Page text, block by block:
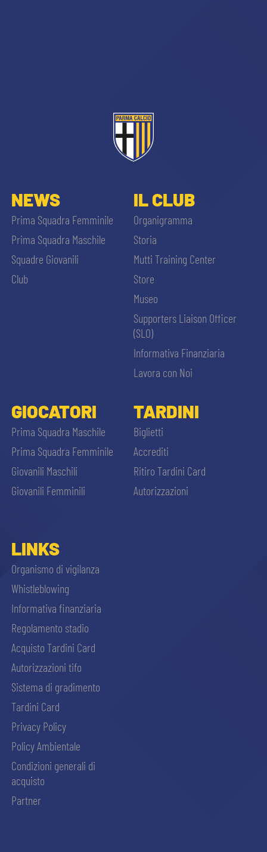
NEWS
Prima Squadra Femminile
Prima Squadra Maschile
Squadre Giovanili
Club
IL CLUB
Organigramma
Storia
Mutti Training Center
Store
Museo
Supporters Liaison Officer
(SLO)
Informativa Finanziaria
Lavora con Noi
GIOCATORI
Prima Squadra Maschile
Prima Squadra Femminile
Giovanili Maschili
Giovanili Femminili
TARDINI
Biglietti
Accrediti
Ritiro Tardini Card
Autorizzazioni
LINKS
Organismo di vigilanza
Whistleblowing
Informativa finanziaria
Regolamento stadio
Acquisto Tardini Card
Autorizzazioni tifo
Sistema di gradimento
Tardini Card
Privacy Policy
Policy Ambientale
Condizioni generali di
acquisto
Partner
ACCETTA E SALVA